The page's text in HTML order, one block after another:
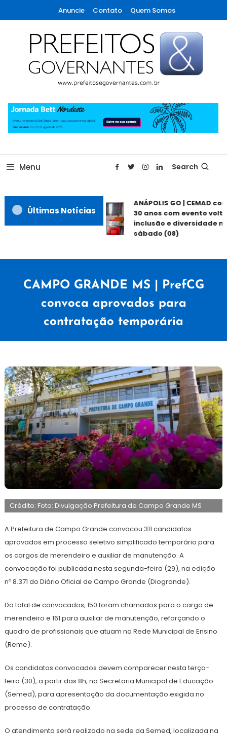
To
Content
Anuncie Contato Quem Somos
Prefeitos & Governantes
Menu Search
Últimas Notícias
ANÁPOLIS GO | CEMAD
30 anos com evento
inclusão e diversidade
sábado (08)
CAMPO GRANDE MS | PrefCG
convoca aprovados para
contratação temporária
29
junho
2026
Maurilio
Crédito: Foto: Divulgação Prefeitura de Campo Grande MS
A Prefeitura de Campo Grande convocou 311 candidatos
aprovados em processo seletivo simplificado temporário para
os cargos de merendeiro e auxiliar de manutenção. A
convocação foi publicada nesta segunda-feira (29), na edição
nº 8.371 do Diário Oficial de Campo Grande (Diogrande).
Do total de convocados, 150 foram chamados para o cargo de
merendeiro e 161 para auxiliar de manutenção, reforçando o
quadro de profissionais que atuam na Rede Municipal de Ensino
(Reme).
Os candidatos convocados devem comparecer nesta terça-
feira (30), a partir das 8h, na Secretaria Municipal de Educação
(Semed), para apresentação da documentação exigida no
processo de contratação.
O atendimento será realizado na sede da Semed, localizada na